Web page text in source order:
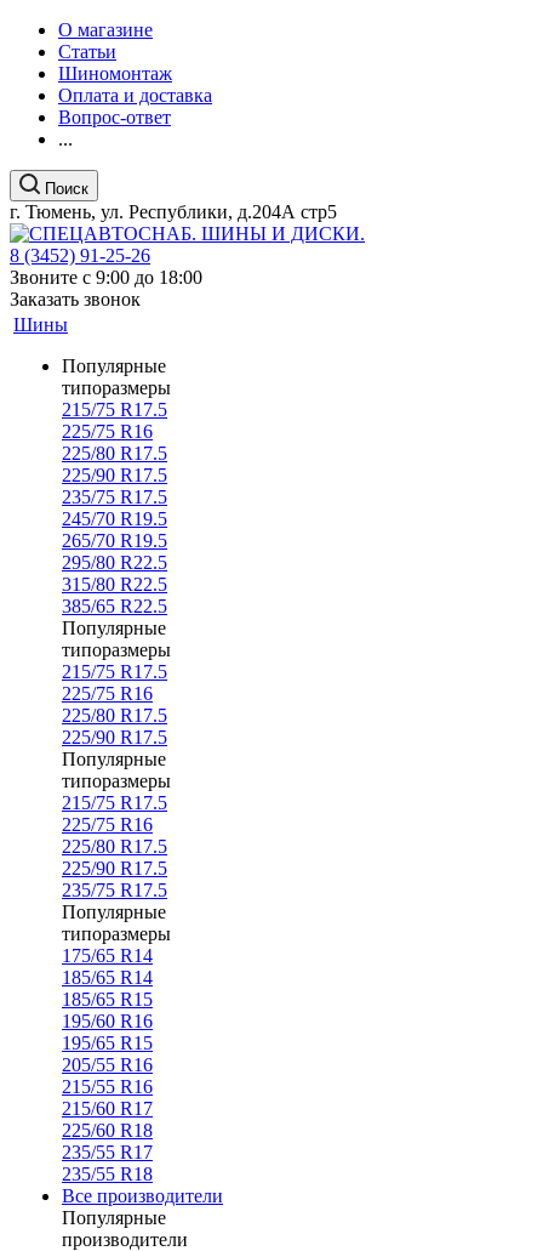
О магазине
Статьи
Шиномонтаж
Оплата и доставка
Вопрос-ответ
...
Поиск
г. Тюмень, ул. Республики, д.204А стр5
8 (3452) 91-25-26
Звоните с 9:00 до 18:00
Заказать звонок
Шины
Популярные
типоразмеры
215/75 R17.5
225/75 R16
225/80 R17.5
225/90 R17.5
235/75 R17.5
245/70 R19.5
265/70 R19.5
295/80 R22.5
315/80 R22.5
385/65 R22.5
Популярные
типоразмеры
215/75 R17.5
225/75 R16
225/80 R17.5
225/90 R17.5
Популярные
типоразмеры
215/75 R17.5
225/75 R16
225/80 R17.5
225/90 R17.5
235/75 R17.5
Популярные
типоразмеры
175/65 R14
185/65 R14
185/65 R15
195/60 R16
195/65 R15
205/55 R16
215/55 R16
215/60 R17
225/60 R18
235/55 R17
235/55 R18
Все производители
Популярные
производители